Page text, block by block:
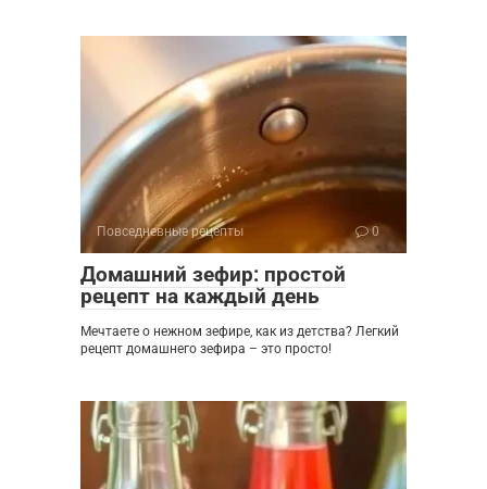
Повседневные рецепты 0
Домашний зефир: простой
рецепт на каждый день
Мечтаете о нежном зефире, как из детства? Легкий
рецепт домашнего зефира – это просто!